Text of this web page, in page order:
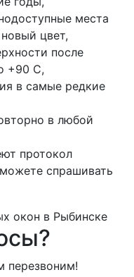
места
цвет,
после
+90 С,
в самые редкие
в любой
протокол
спрашивать
перезвоним!